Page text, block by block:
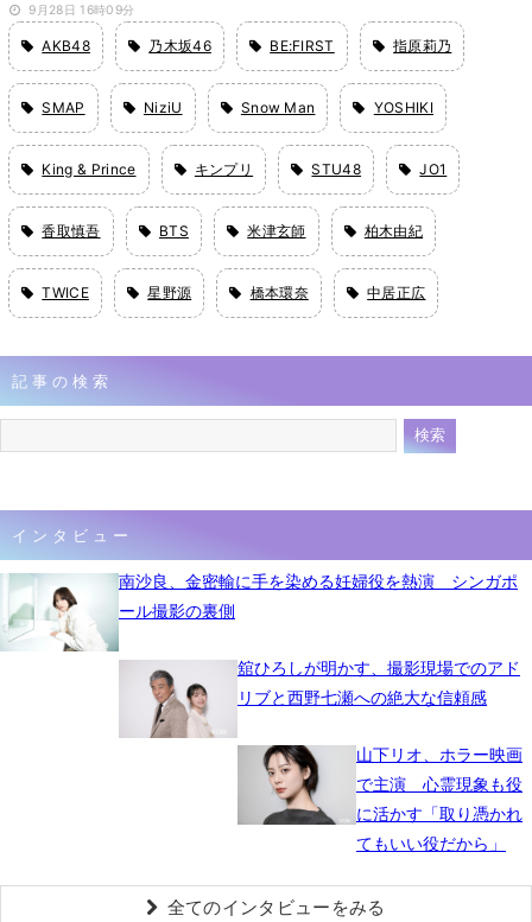
9月28日 16時09分
AKB48 乃木坂46 BE:FIRST 指原莉乃
SMAP NiziU Snow Man YOSHIKI
King & Prince キンプリ STU48 JO1
香取慎吾 BTS 米津玄師 柏木由紀
TWICE 星野源 橋本環奈 中居正広
記事の検索
インタビュー
南沙良、金密輸に手を染める妊婦役を熱演 シンガポ
ール撮影の裏側
舘ひろしが明かす、撮影現場でのアド
リブと西野七瀬への絶大な信頼感
山下リオ、ホラー映画
で主演 心霊現象も役
に活かす「取り憑かれ
てもいい役だから」
全てのインタビューをみる